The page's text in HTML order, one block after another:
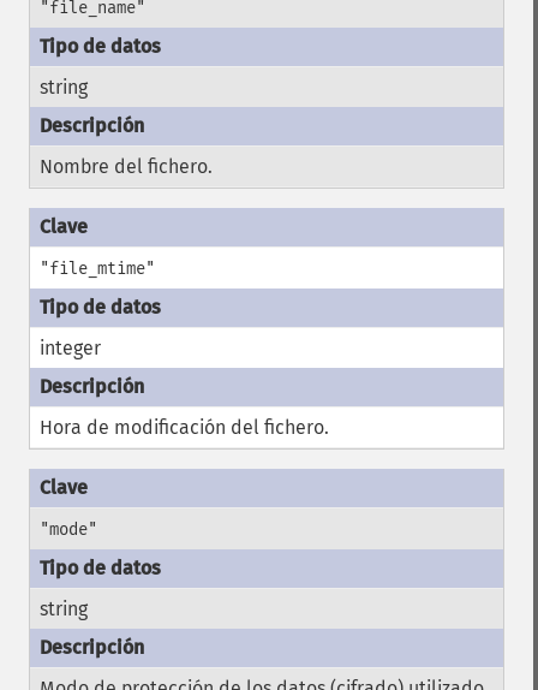
"file_name"
string
Nombre del fichero.
"file_mtime"
integer
Hora de modificación del fichero.
"mode"
string